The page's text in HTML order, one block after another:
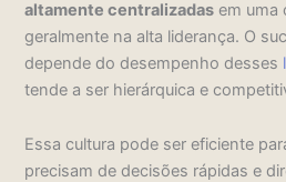
altamente centralizadas em uma
geralmente na alta liderança. O
depende do desempenho desses
tende a ser hierárquica e
Essa cultura pode ser eficiente
precisam de decisões rápidas e